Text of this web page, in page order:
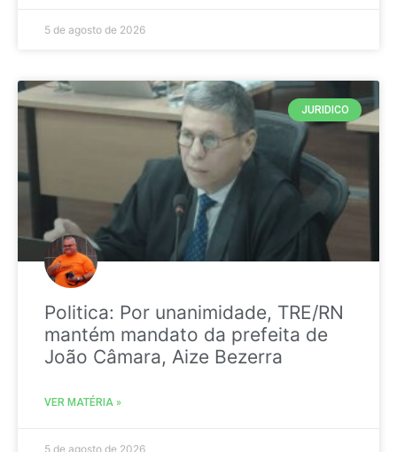
5 de agosto de 2026
JURIDICO
Politica: Por unanimidade, TRE/RN
mantém mandato da prefeita de
João Câmara, Aize Bezerra
VER MATÉRIA »
5 de agosto de 2026